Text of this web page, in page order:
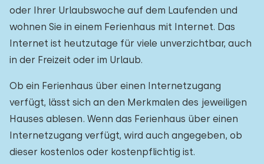
oder Ihrer Urlaubswoche auf dem Laufenden und
wohnen Sie in einem Ferienhaus mit Internet. Das
Internet ist heutzutage für viele unverzichtbar, auch
in der Freizeit oder im Urlaub.
Ob ein Ferienhaus über einen Internetzugang
verfügt, lässt sich an den Merkmalen des jeweiligen
Hauses ablesen. Wenn das Ferienhaus über einen
Internetzugang verfügt, wird auch angegeben, ob
dieser kostenlos oder kostenpflichtig ist.